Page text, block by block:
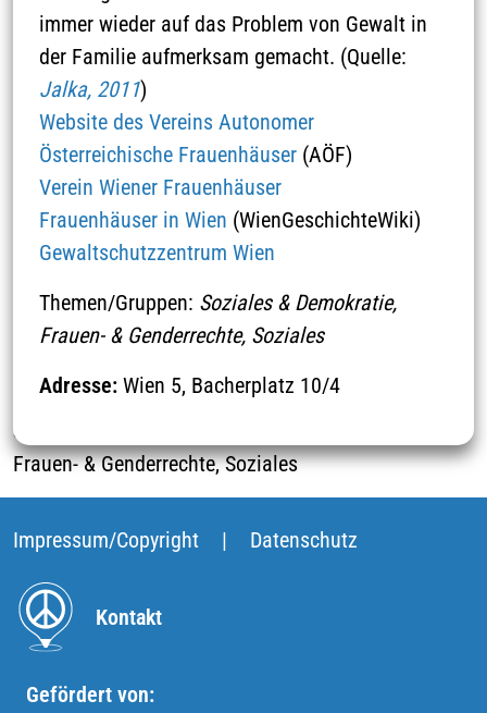
Filterergebnis: 1 gefunden
Frauenhäuser
Soziales & Demokratie
Frauen- & Genderrechte, Soziales
Impressum/Copyright | Datenschutz
Kontakt
Gefördert von:
immer wieder auf das Problem von Gewalt in
der Familie aufmerksam gemacht. (Quelle:
Jalka, 2011)
Website des Vereins Autonomer
Österreichische Frauenhäuser (AÖF)
Verein Wiener Frauenhäuser
Frauenhäuser in Wien (WienGeschichteWiki)
Gewaltschutzzentrum Wien
Themen/Gruppen: Soziales & Demokratie,
Frauen- & Genderrechte, Soziales
Adresse: Wien 5, Bacherplatz 10/4